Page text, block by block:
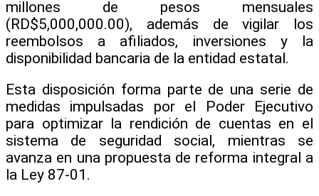
millones de pesos mensuales
(RD$5,000,000.00), además de vigilar los
reembolsos a afiliados, inversiones y la
disponibilidad bancaria de la entidad estatal.
​Esta disposición forma parte de una serie de
medidas impulsadas por el Poder Ejecutivo
para optimizar la rendición de cuentas en el
sistema de seguridad social, mientras se
avanza en una propuesta de reforma integral a
la Ley 87-01.